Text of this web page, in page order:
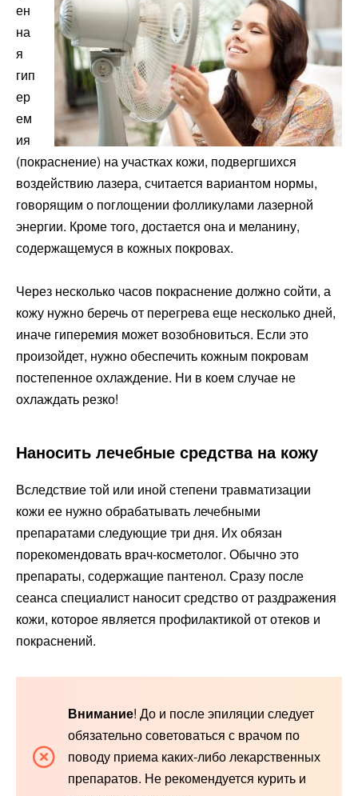
ен
на
я
гип
ер
ем
ия
(покраснение) на участках кожи, подвергшихся
воздействию лазера, считается вариантом нормы,
говорящим о поглощении фолликулами лазерной
энергии. Кроме того, достается она и меланину,
содержащемуся в кожных покровах.
Через несколько часов покраснение должно сойти, а
кожу нужно беречь от перегрева еще несколько дней,
иначе гиперемия может возобновиться. Если это
произойдет, нужно обеспечить кожным покровам
постепенное охлаждение. Ни в коем случае не
охлаждать резко!
Наносить лечебные средства на кожу
Вследствие той или иной степени травматизации
кожи ее нужно обрабатывать лечебными
препаратами следующие три дня. Их обязан
порекомендовать врач-косметолог. Обычно это
препараты, содержащие пантенол. Сразу после
сеанса специалист наносит средство от раздражения
кожи, которое является профилактикой от отеков и
покраснений.
Внимание! До и после эпиляции следует
обязательно советоваться с врачом по
поводу приема каких-либо лекарственных
препаратов. Не рекомендуется курить и